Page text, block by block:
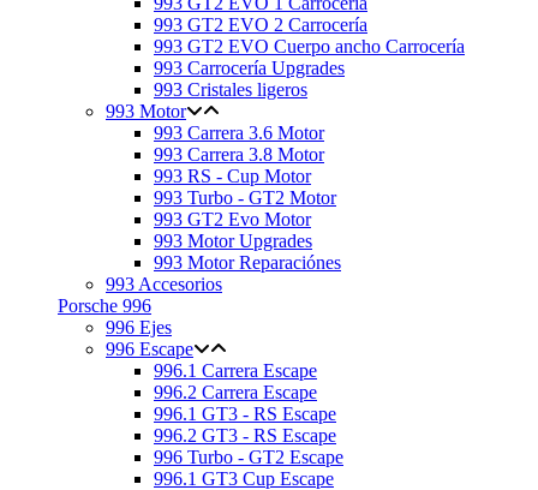
993 GT2 EVO 2 Carrocería
993 GT2 EVO Cuerpo ancho Carrocería
993 Carrocería Upgrades
993 Cristales ligeros
993 Motor
993 Carrera 3.6 Motor
993 Carrera 3.8 Motor
993 RS - Cup Motor
993 Turbo - GT2 Motor
993 GT2 Evo Motor
993 Motor Upgrades
993 Motor Reparaciónes
993 Accesorios
Porsche 996
996 Ejes
996 Escape
996.1 Carrera Escape
996.2 Carrera Escape
996.1 GT3 - RS Escape
996.2 GT3 - RS Escape
996 Turbo - GT2 Escape
996.1 GT3 Cup Escape